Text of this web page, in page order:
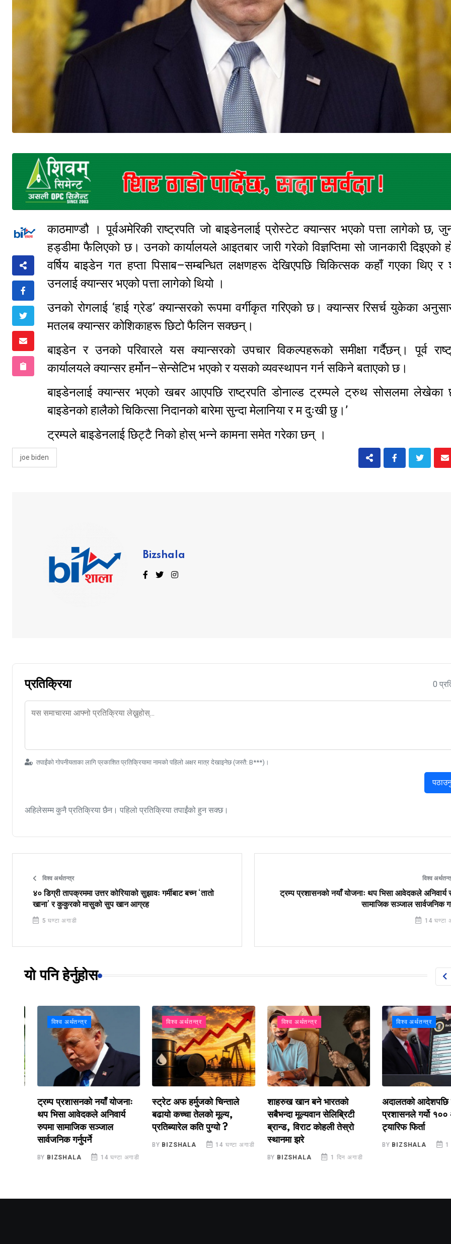
काठमाण्डौ । पूर्वअमेरिकी राष्ट्रपति जो बाइडेनलाई प्रोस्टेट क्यान्सर भएको पत्ता लागेको छ,
हड्डीमा फैलिएको छ। उनको कार्यालयले आइतबार जारी गरेको विज्ञप्तिमा सो जानकारी दिइएको
वर्षिय बाइडेन गत हप्ता पिसाब–सम्बन्धित लक्षणहरू देखिएपछि चिकित्सक कहाँ गएका थिए र
उनलाई क्यान्सर भएको पत्ता लागेको थियो ।
उनको रोगलाई ‘हाई ग्रेड’ क्यान्सरको रूपमा वर्गीकृत गरिएको छ। क्यान्सर रिसर्च युकेका
मतलब क्यान्सर कोशिकाहरू छिटो फैलिन सक्छन्।
बाइडेन र उनको परिवारले यस क्यान्सरको उपचार विकल्पहरूको समीक्षा गर्दैछन्। पूर्व
कार्यालयले क्यान्सर हर्मोन–सेन्सेटिभ भएको र यसको व्यवस्थापन गर्न सकिने बताएको छ।
बाइडेनलाई क्यान्सर भएको खबर आएपछि राष्ट्रपति डोनाल्ड ट्रम्पले ट्रुथ सोसलमा लेखेका
बाइडेनको हालैको चिकित्सा निदानको बारेमा सुन्दा मेलानिया र म दुःखी छु।’
ट्रम्पले बाइडेनलाई छिट्टै निको होस् भन्ने कामना समेत गरेका छन् ।
joe biden
Bizshala
प्रतिक्रिया 0
तपाईंको गोपनीयताका लागि प्रकाशित प्रतिक्रियामा नामको पहिलो अक्षर मात्र देखाइनेछ (जस्तै: B***)।
अहिलेसम्म कुनै प्रतिक्रिया छैन। पहिलो प्रतिक्रिया तपाईंको हुन सक्छ।
विश्व अर्थतन्त्र
४० डिग्री तापक्रममा उत्तर कोरियाको सुझावः गर्मीबाट बच्न ‘तातो
खाना’ र कुकुरको मासुको सुप खान आग्रह
5 घण्टा अगाडी
विश्व
ट्रम्प प्रशासनको नयाँ योजनाः थप भिसा आवेदकले अनिवार्य
सामाजिक सञ्जाल सार्वजनिक
14 घण्टा
यो पनि हेर्नुहोस
विश्व अर्थतन्त्र
ट्रम्प प्रशासनको नयाँ योजनाः
थप भिसा आवेदकले अनिवार्य
रुपमा सामाजिक सञ्जाल
सार्वजनिक गर्नुपर्ने
BIZSHALA 14 घण्टा अगाडी
विश्व अर्थतन्त्र
स्ट्रेट अफ हर्मुजको चिन्ताले
बढायो कच्चा तेलको मूल्य,
प्रतिब्यारेल कति पुग्यो ?
BIZSHALA 14 घण्टा अगाडी
विश्व अर्थतन्त्र
शाहरुख खान बने भारतको
सबैभन्दा मूल्यवान सेलिब्रिटी
ब्रान्ड, विराट कोहली तेस्रो
स्थानमा झरे
BIZSHALA 1 दिन अगाडी
विश्व अर्थतन्त्र
अदालतको आदेशपछि
प्रशासनले गर्यो १००
ट्यारिफ फिर्ता
BIZSHALA 1 दिन